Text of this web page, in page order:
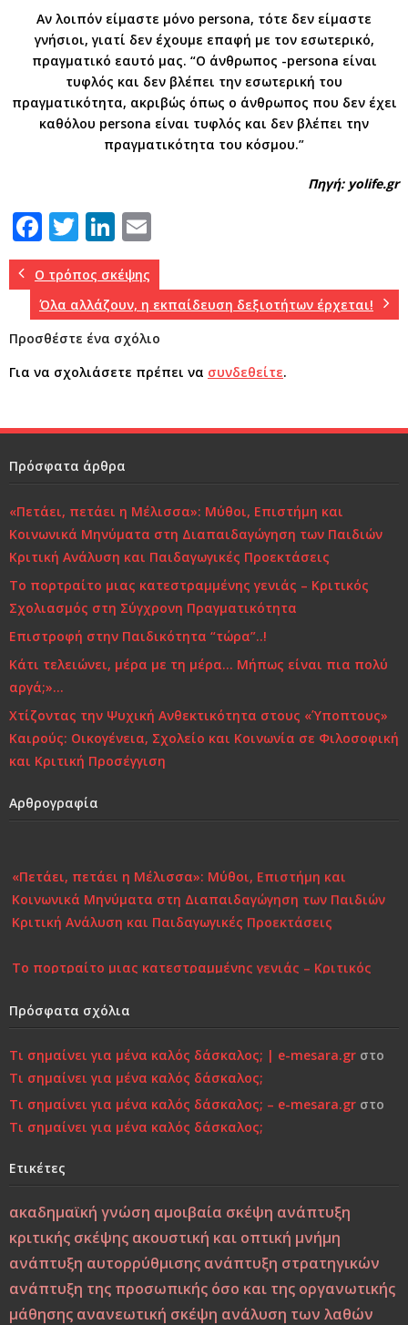
Αν λοιπόν είμαστε μόνο persona, τότε δεν είμαστε
γνήσιοι, γιατί δεν έχουμε επαφή με τον εσωτερικό,
πραγματικό εαυτό μας. “Ο άνθρωπος -persona είναι
τυφλός και δεν βλέπει την εσωτερική του
πραγματικότητα, ακριβώς όπως ο άνθρωπος που δεν έχει
καθόλου persona είναι τυφλός και δεν βλέπει την
πραγματικότητα του κόσμου.”
Πηγή: yolife.gr
F
a
c
e
b
o
k
T
w
it
te
r
Li
n
k
e
dI
n
m
ai
l
Ο τρόπος σκέψης
Όλα αλλάζουν, η εκπαίδευση δεξιοτήτων έρχεται!
Προσθέστε ένα σχόλιο
Για να σχολιάσετε πρέπει να συνδεθείτε.
Πρόσφατα άρθρα
«Πετάει, πετάει η Μέλισσα»: Μύθοι, Επιστήμη και
Κοινωνικά Μηνύματα στη Διαπαιδαγώγηση των Παιδιών
Κριτική Ανάλυση και Παιδαγωγικές Προεκτάσεις
Το πορτραίτο μιας κατεστραμμένης γενιάς – Κριτικός
Σχολιασμός στη Σύγχρονη Πραγματικότητα
Επιστροφή στην Παιδικότητα “τώρα”..!
Κάτι τελειώνει, μέρα με τη μέρα… Μήπως είναι πια πολύ
αργά;»…
Χτίζοντας την Ψυχική Ανθεκτικότητα στους «Ύποπτους»
Καιρούς: Οικογένεια, Σχολείο και Κοινωνία σε Φιλοσοφική
και Κριτική Προσέγγιση
Αρθρογραφία
«Πετάει, πετάει η Μέλισσα»: Μύθοι, Επιστήμη και
Κοινωνικά Μηνύματα στη Διαπαιδαγώγηση των Παιδιών
Κριτική Ανάλυση και Παιδαγωγικές Προεκτάσεις
Το πορτραίτο μιας κατεστραμμένης γενιάς – Κριτικός
Επιστροφή στην Παιδικότητα “τώρα”..!
Κάτι τελειώνει, μέρα με τη μέρα… Μήπως είναι πια πολύ
αργά;»…
Καιρούς: Οικογένεια, Σχολείο και Κοινωνία σε
Φιλοσοφική και Κριτική Προσέγγιση
Εσύ φταις, φώναξε, εσύ!
Μεταξύ σφύρας και άκμονος. Η νεότητα της ελπίδας ως
ελπίδα των νέων
Πρόσφατα σχόλια
Τι σημαίνει για μένα καλός δάσκαλος; | e-mesara.gr στο
Τι σημαίνει για μένα καλός δάσκαλος;
Τι σημαίνει για μένα καλός δάσκαλος; – e-mesara.gr στο
Τι σημαίνει για μένα καλός δάσκαλος;
Ετικέτες
ακαδημαϊκή γνώση αμοιβαία σκέψη ανάπτυξη
κριτικής σκέψης ακουστική και οπτική μνήμη
ανάπτυξη αυτορρύθμισης ανάπτυξη στρατηγικών
ανάπτυξη της προσωπικής όσο και της οργανωτικής
μάθησης ανανεωτική σκέψη ανάλυση των λαθών